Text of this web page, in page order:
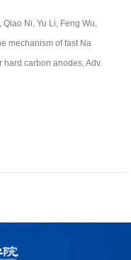
Ni, Yu Li, Feng Wu,
mechanism of fast Na
hard carbon anodes, Adv.
Yang, Ruiqi Dong,